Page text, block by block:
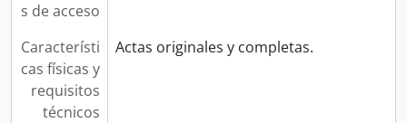
s de acceso
Característi
cas físicas y
requisitos
técnicos
Actas originales y completas.